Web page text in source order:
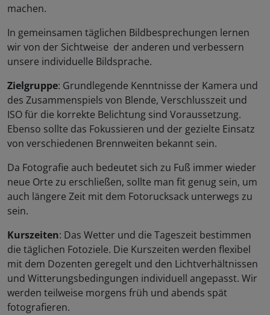
machen.
In gemeinsamen täglichen Bildbesprechungen lernen
wir von der Sichtweise der anderen und verbessern
unsere individuelle Bildsprache.
Zielgruppe: Grundlegende Kenntnisse der Kamera und
des Zusammenspiels von Blende, Verschlusszeit und
ISO für die korrekte Belichtung sind Voraussetzung.
Ebenso sollte das Fokussieren und der gezielte Einsatz
von verschiedenen Brennweiten bekannt sein.
Da Fotografie auch bedeutet sich zu Fuß immer wieder
neue Orte zu erschließen, sollte man fit genug sein, um
auch längere Zeit mit dem Fotorucksack unterwegs zu
sein.
Kurszeiten: Das Wetter und die Tageszeit bestimmen
die täglichen Fotoziele. Die Kurszeiten werden flexibel
mit dem Dozenten geregelt und den Lichtverhältnissen
und Witterungsbedingungen individuell angepasst. Wir
werden teilweise morgens früh und abends spät
fotografieren.